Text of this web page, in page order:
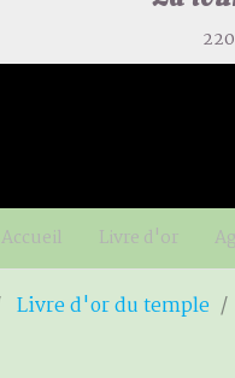
Accueil Livre d'or
Livre d'or du temple